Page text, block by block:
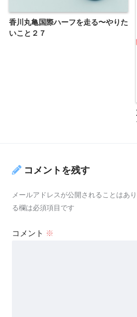
香川丸亀国際ハーフを走る〜やりた
いこと２７
コメントを残す
メールアドレスが公開されることはあり
る欄は必須項目です
コメント ※